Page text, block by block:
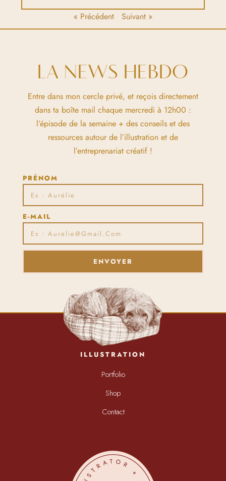
« Précédent Suivant »
LA NEWS HEBDO
Entre dans mon cercle privé, et reçois directement
dans ta boîte mail chaque mercredi à 12h00 :
l’épisode de la semaine + des conseils et des
ressources autour de l’illustration et de
l’entreprenariat créatif !
PRÉNOM
E-MAIL
ENVOYER
ILLUSTRATION
Portfolio
Shop
Contact